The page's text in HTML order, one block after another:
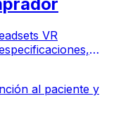
VR
al paciente y